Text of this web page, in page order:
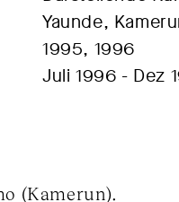
Yaunde,
1995, 1996
Juli 1996 - Dez
(Kamerun).